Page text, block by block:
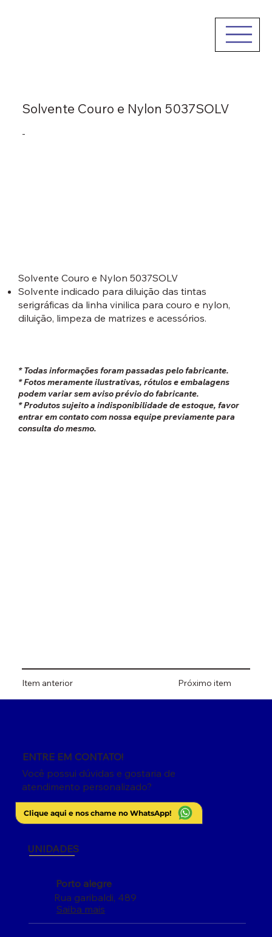
Solvente Couro e Nylon 5037SOLV
-
Solvente Couro e Nylon 5037SOLV
Solvente indicado para diluição das tintas
serigráficas da linha vinilica para couro e nylon,
diluição, limpeza de matrizes e acessórios.
* Todas informações foram passadas pelo fabricante.
* Fotos meramente ilustrativas, rótulos e embalagens
podem variar sem aviso prévio do fabricante.
* Produtos sujeito a indisponibilidade de estoque, favor
entrar em contato com nossa equipe previamente para
consulta do mesmo.
Próximo item
Item anterior
Você possui dúvidas e gostaria de
atendimento personalizado?
ENTRE EM CONTATO!
Clique aqui e nos chame no WhatsApp!
UNIDADES
Porto alegre
Saiba mais
Rua garibaldi, 489